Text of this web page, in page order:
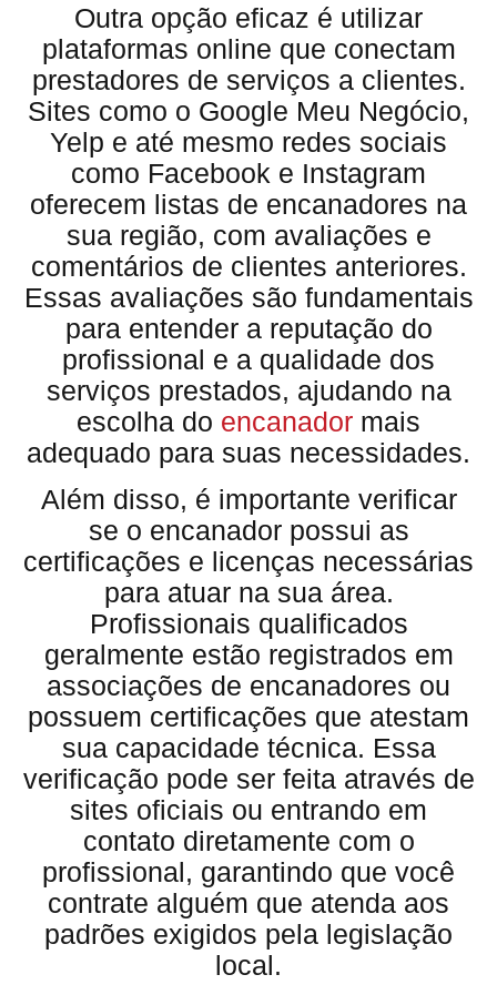
Outra opção eficaz é utilizar
plataformas online que conectam
prestadores de serviços a clientes.
Sites como o Google Meu Negócio,
Yelp e até mesmo redes sociais
como Facebook e Instagram
oferecem listas de encanadores na
sua região, com avaliações e
comentários de clientes anteriores.
Essas avaliações são fundamentais
para entender a reputação do
profissional e a qualidade dos
serviços prestados, ajudando na
escolha do encanador mais
adequado para suas necessidades.
Além disso, é importante verificar
se o encanador possui as
certificações e licenças necessárias
para atuar na sua área.
Profissionais qualificados
geralmente estão registrados em
associações de encanadores ou
possuem certificações que atestam
sua capacidade técnica. Essa
verificação pode ser feita através de
sites oficiais ou entrando em
contato diretamente com o
profissional, garantindo que você
contrate alguém que atenda aos
padrões exigidos pela legislação
local.